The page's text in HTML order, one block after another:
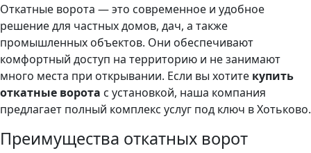
Откатные ворота — это современное и удобное
решение для частных домов, дач, а также
промышленных объектов. Они обеспечивают
комфортный доступ на территорию и не занимают
много места при открывании. Если вы хотите купить
откатные ворота с установкой, наша компания
предлагает полный комплекс услуг под ключ в Хотьково.
Преимущества откатных ворот